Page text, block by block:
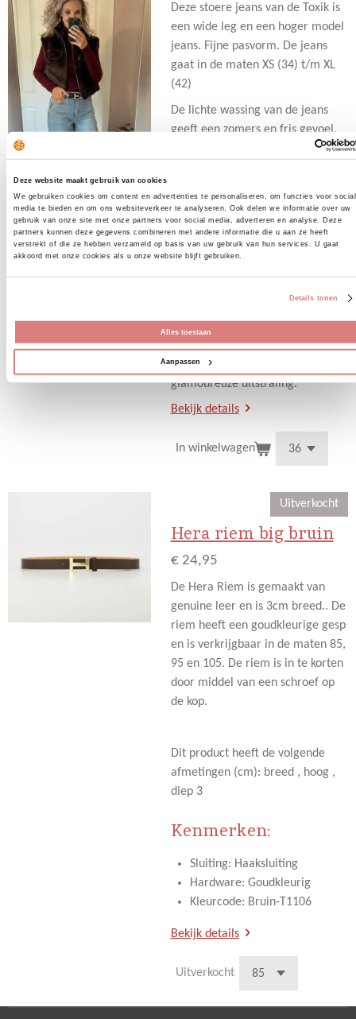
Deze website maakt gebruik van cookies
We gebruiken cookies om content en advertenties te personaliseren, om functies voor social
media te bieden en om ons websiteverkeer te analyseren. Ook delen we informatie over uw
gebruik van onze site met onze partners voor social media, adverteren en analyse. Deze
partners kunnen deze gegevens combineren met andere informatie die u aan ze heeft
verstrekt of die ze hebben verzameld op basis van uw gebruik van hun services. U gaat
akkoord met onze cookies als u onze website blijft gebruiken.
Details tonen
Alles toestaan
Aanpassen
Deze stoere jeans van de Toxik is
een wide leg en een hoger model
jeans. Fijne pasvorm. De jeans
gaat in de maten XS (34) t/m XL
(42)
De lichte wassing van de jeans
geeft een zomers en fris gevoel,
perfect voor de warme dagen. De
benen langer en slanker lijken.
Deze broek is eindeloos te
combineren. Draag hem met een
sneakers voor een relaxte vibe of
met hakken voor een meer
glamoureuze uitstraling.
Bekijk details
In winkelwagen
Uitverkocht
Hera riem big bruin
€ 24,95
De Hera Riem is gemaakt van
genuine leer en is 3cm breed.. De
riem heeft een goudkleurige gesp
en is verkrijgbaar in de maten 85,
95 en 105. De riem is in te korten
door middel van een schroef op
de kop.
Dit product heeft de volgende
afmetingen (cm): breed , hoog ,
diep 3
Kenmerken:
Sluiting: Haaksluiting
Hardware: Goudkleurig
Kleurcode: Bruin-T1106
Bekijk details
Uitverkocht